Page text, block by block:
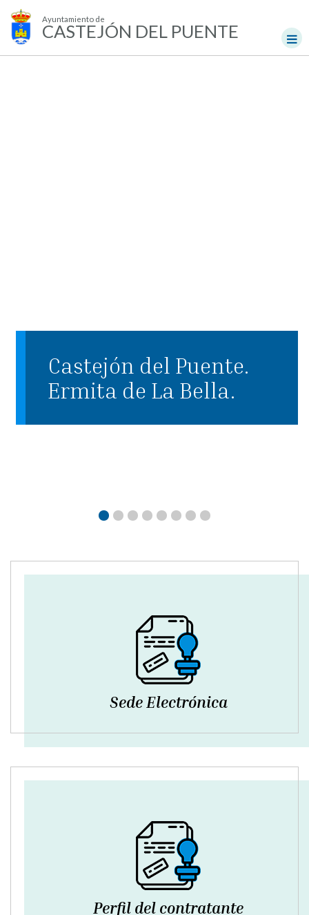
Ayuntamiento de
CASTEJÓN DEL PUENTE
Castejón del Puente.
Ermita de La Bella.
Sede Electrónica
Perfil del contratante